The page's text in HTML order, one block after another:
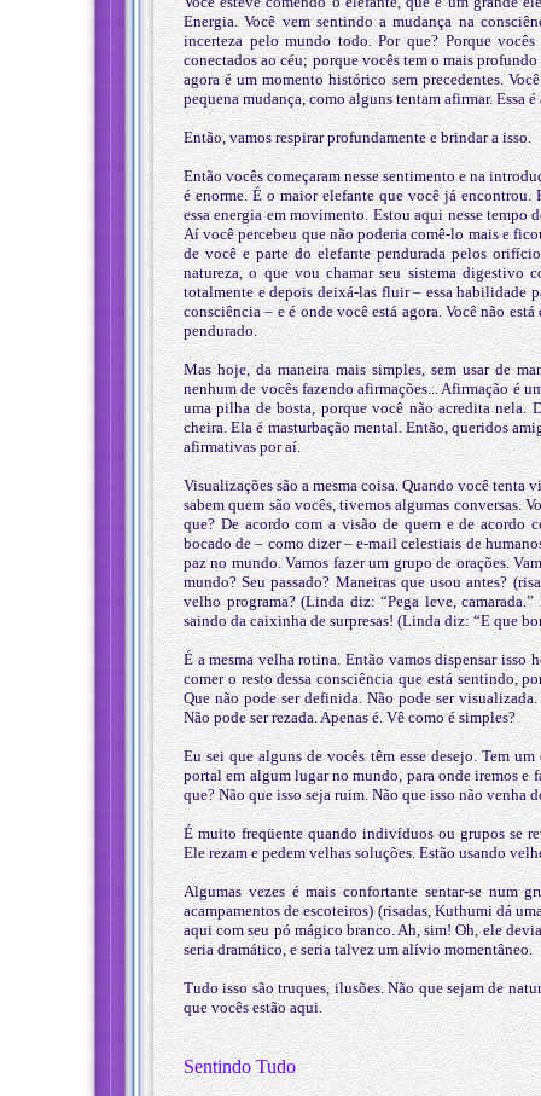
Energia. Você vem sentindo a mudança na
incerteza pelo mundo todo. Por que? Porque
conectados ao céu; porque vocês tem o mais
agora é um momento histórico sem precedentes.
pequena mudança, como alguns tentam afirmar. Essa
Então, vamos respirar profundamente e brindar a isso.
Então vocês começaram nesse sentimento e na
é enorme. É o maior elefante que você já encontrou.
essa energia em movimento. Estou aqui nesse tempo
Aí você percebeu que não poderia comê-lo mais e
de você e parte do elefante pendurada pelos
natureza, o que vou chamar seu sistema digestivo
totalmente e depois deixá-las fluir – essa habilidade
consciência – e é onde você está agora. Você não
pendurado.
Mas hoje, da maneira mais simples, sem usar de
nenhum de vocês fazendo afirmações... Afirmação é
uma pilha de bosta, porque você não acredita nela.
cheira. Ela é masturbação mental. Então, queridos
afirmativas por aí.
Visualizações são a mesma coisa. Quando você tenta
sabem quem são vocês, tivemos algumas conversas.
que? De acordo com a visão de quem e de acordo
bocado de – como dizer – e-mail celestiais de
paz no mundo. Vamos fazer um grupo de orações.
mundo? Seu passado? Maneiras que usou antes?
velho programa? (Linda diz: “Pega leve,
saindo da caixinha de surpresas! (Linda diz: “E que
É a mesma velha rotina. Então vamos dispensar isso
comer o resto dessa consciência que está sentindo,
Que não pode ser definida. Não pode ser
Não pode ser rezada. Apenas é. Vê como é simples?
Eu sei que alguns de vocês têm esse desejo. Tem
portal em algum lugar no mundo, para onde iremos e
que? Não que isso seja ruim. Não que isso não venha
É muito freqüente quando indivíduos ou grupos se
Ele rezam e pedem velhas soluções. Estão usando
Algumas vezes é mais confortante sentar-se num
acampamentos de escoteiros) (risadas, Kuthumi dá
aqui com seu pó mágico branco. Ah, sim! Oh, ele
seria dramático, e seria talvez um alívio momentâneo.
Tudo isso são truques, ilusões. Não que sejam de
que vocês estão aqui.
Sentindo Tudo